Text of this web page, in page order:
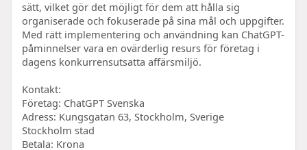
sätt, vilket gör det möjligt för dem att hålla sig
organiserade och fokuserade på sina mål och uppgifter.
Med rätt implementering och användning kan ChatGPT-
påminnelser vara en ovärderlig resurs för företag i
dagens konkurrensutsatta affärsmiljö.
Kontakt:
Företag: ChatGPT Svenska
Adress: Kungsgatan 63, Stockholm, Sverige
Stockholm stad
Betala: Krona